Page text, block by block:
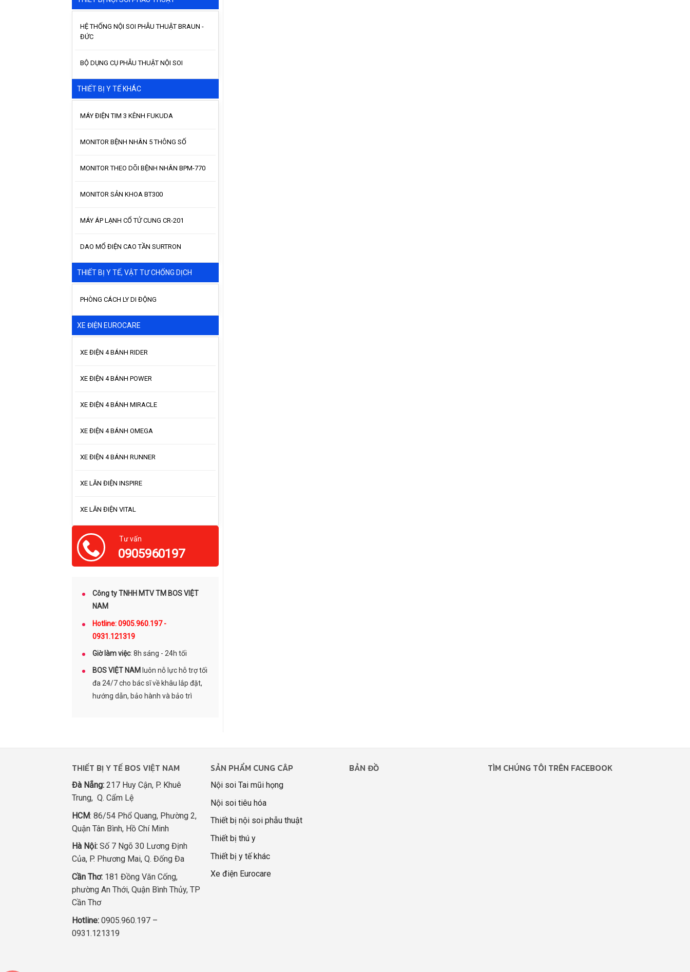
HỆ THỐNG NỘI SOI PHẪU THUẬT BRAUN -
ĐỨC
BỘ DỤNG CỤ PHẪU THUẬT NỘI SOI
THIẾT BỊ Y TẾ KHÁC
MÁY ĐIỆN TIM 3 KÊNH FUKUDA
MONITOR BỆNH NHÂN 5 THÔNG SỐ
MONITOR THEO DÕI BỆNH NHÂN BPM-770
MONITOR SẢN KHOA BT300
MÁY ÁP LẠNH CỔ TỬ CUNG CR-201
DAO MỔ ĐIỆN CAO TẦN SURTRON
THIẾT BỊ Y TẾ, VẬT TƯ CHỐNG DỊCH
PHÒNG CÁCH LY DI ĐỘNG
XE ĐIỆN EUROCARE
XE ĐIỆN 4 BÁNH RIDER
XE ĐIỆN 4 BÁNH POWER
XE ĐIỆN 4 BÁNH MIRACLE
XE ĐIỆN 4 BÁNH OMEGA
XE ĐIỆN 4 BÁNH RUNNER
XE LĂN ĐIỆN INSPIRE
XE LĂN ĐIỆN VITAL
Tư vấn
0905960197
Công ty TNHH MTV TM BOS VIỆT
NAM
Hotline: 0905.960.197 -
0931.121319
Giờ làm việc: 8h sáng - 24h tối
BOS VIỆT NAM luôn nỗ lực hỗ trợ tối
đa 24/7 cho bác sĩ về khâu lắp đặt,
hướng dẫn, bảo hành và bảo trì
THIẾT BỊ Y TẾ BOS VIỆT NAM
Đà Nẵng: 217 Huy Cận, P. Khuê
Trung, Q. Cẩm Lệ
HCM: 86/54 Phổ Quang, Phường 2,
Quận Tân Bình, Hồ Chí Minh
Hà Nội: Số 7 Ngõ 30 Lương Định
Của, P. Phương Mai, Q. Đống Đa
Cần Thơ: 181 Đồng Văn Cống,
phường An Thới, Quận Bình Thủy, TP
Cần Thơ
Hotline: 0905.960.197 –
0931.121319
SẢN PHẨM CUNG CÂP
Nội soi Tai mũi họng
Nội soi tiêu hóa
Thiết bị nội soi phẫu thuật
Thiết bị thú y
Thiết bị y tế khác
Xe điện Eurocare
BẢN ĐỒ TÌM CHÚNG TÔI TRÊN FACEBOOK